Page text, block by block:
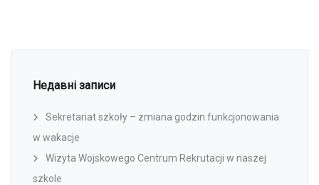
Недавні записи
Sekretariat szkoły – zmiana godzin funkcjonowania
w wakacje
Wizyta Wojskowego Centrum Rekrutacji w naszej
szkole